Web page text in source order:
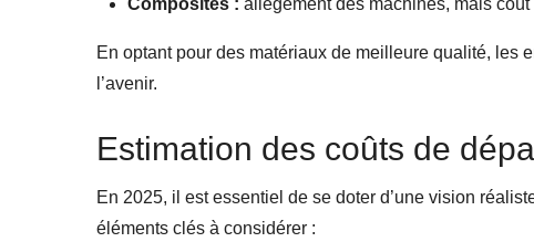
Composites : allègement des machines, mais
En optant pour des matériaux de meilleure qualité, les
l’avenir.
Estimation des coûts de
En 2025, il est essentiel de se doter d’une vision
éléments clés à considérer :